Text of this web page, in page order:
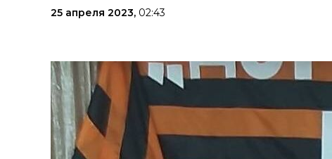
25 апреля 2023, 02:43